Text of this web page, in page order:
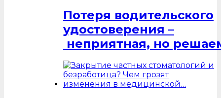
Потеря водительского
удостоверения –
неприятная, но